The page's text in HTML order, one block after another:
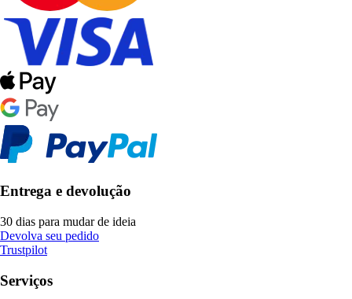
Entrega e devolução
30 dias para mudar de ideia
Devolva seu pedido
Trustpilot
Serviços